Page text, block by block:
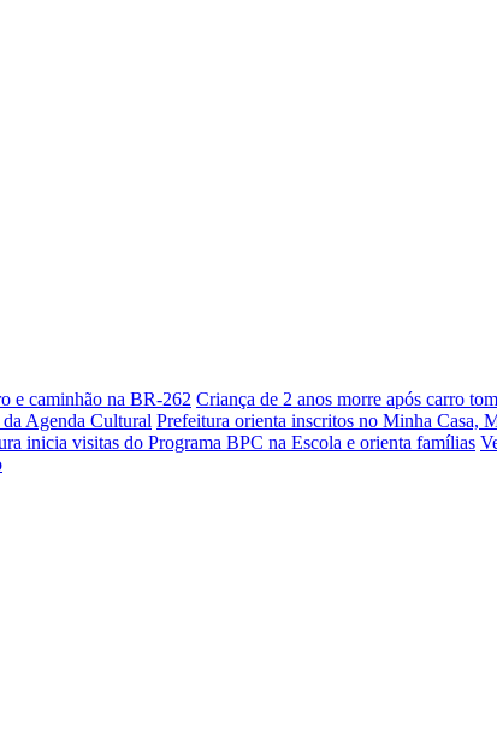
e caminhão na BR-262 Criança de 2 anos morre após carro
Agenda Cultural Prefeitura orienta inscritos no Minha Casa,
inicia visitas do Programa BPC na Escola e orienta famílias